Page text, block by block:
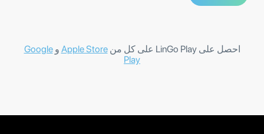
احصل على LinGo Play على كل من Apple Store وGoogle
Play